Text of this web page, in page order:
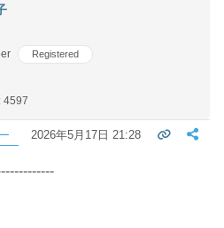
Registered
4597
2026年5月17日 21:28